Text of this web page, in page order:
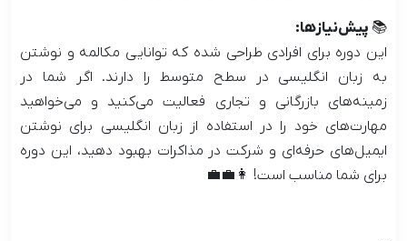
📚 پیش‌نیازها:
این دوره برای افرادی طراحی شده که توانایی مکالمه و نوشتن
به زبان انگلیسی در سطح متوسط را دارند. اگر شما در
زمینه‌های بازرگانی و تجاری فعالیت می‌کنید و می‌خواهید
مهارت‌های خود را در استفاده از زبان انگلیسی برای نوشتن
ایمیل‌های حرفه‌ای و شرکت در مذاکرات بهبود دهید، این دوره
برای شما مناسب است! 👩‍💼💼